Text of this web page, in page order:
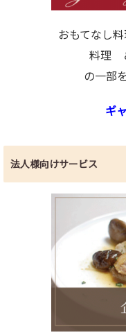
おもてなし
料理
の一部
ギ
法人様向けサービス